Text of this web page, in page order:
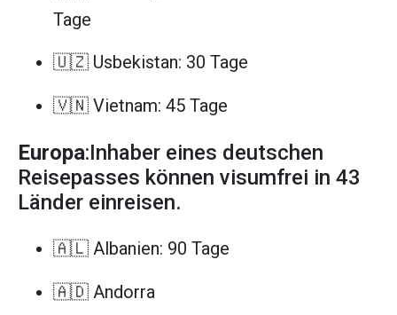
Tage
🇺🇿 Usbekistan: 30 Tage
🇻🇳 Vietnam: 45 Tage
Europa:Inhaber eines deutschen
Reisepasses können visumfrei in 43
Länder einreisen.
🇦🇱 Albanien: 90 Tage
🇦🇩 Andorra